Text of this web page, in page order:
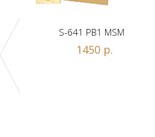
S-641 PB1 MSM
1450 р.